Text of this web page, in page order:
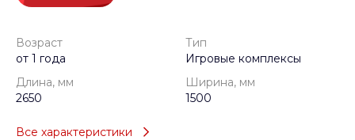
Возраст
от 1 года
Тип
Игровые комплексы
Длина, мм
2650
Ширина, мм
1500
Все характеристики